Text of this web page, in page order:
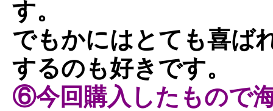
す。
でもかにはとても喜ば
するのも好きです。
⑥今回購入したもので